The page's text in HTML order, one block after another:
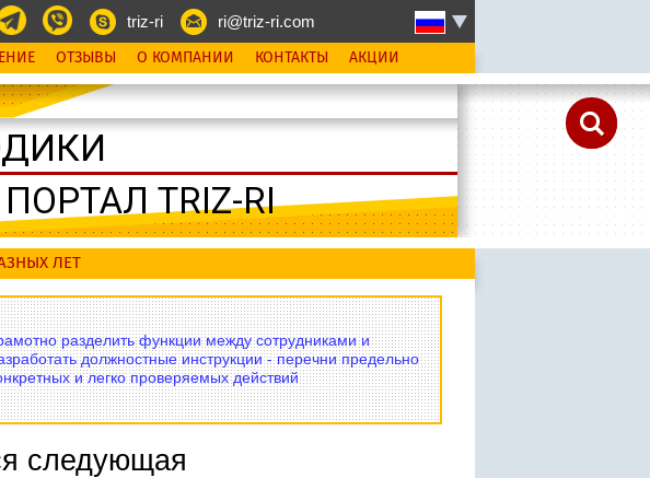
triz-ri ri@triz-ri.com
ОТЗЫВЫ О КОМПАНИИ КОНТАКТЫ АКЦИИ
TRIZ-RI
ЛЕТ
разделить функции между сотрудниками и
должностные инструкции - перечни предельно
и легко проверяемых действий
следующая